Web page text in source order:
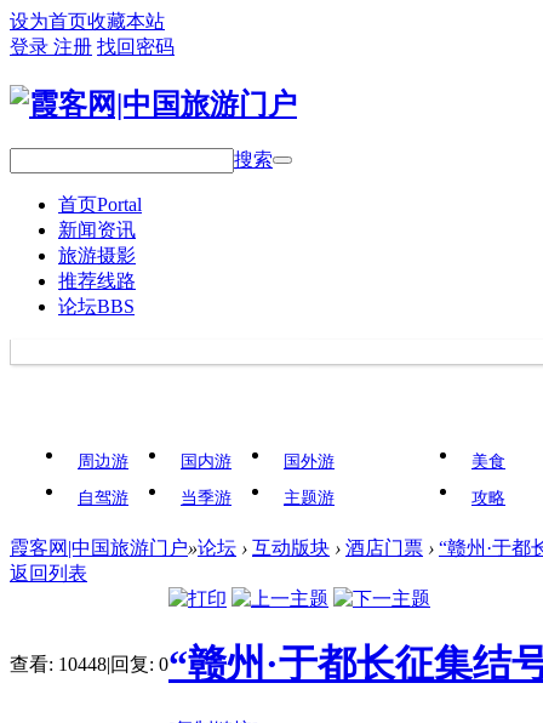
设为首页收藏本站
登录 注册 找回密码
搜索
首页Portal
新闻资讯
旅游摄影
推荐线路
论坛BBS
周边游 国内游
国外游
自驾游
当季游 主题游
美食
攻略
霞客网|中国旅游门户»论坛 › 互动版块 › 酒店门票 › “赣州·于都
返回列表
查看: 10448|回复: 0“赣州·于都长征集结